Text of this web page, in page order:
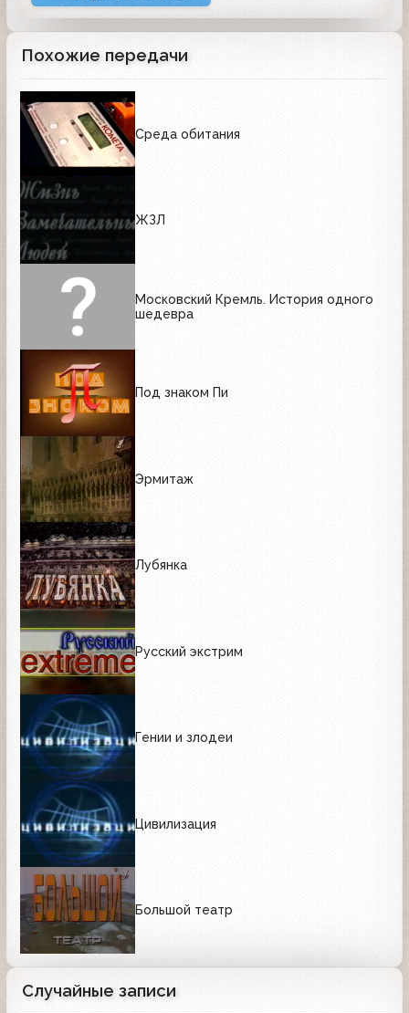
Похожие передачи
Среда обитания
ЖЗЛ
Московский Кремль. История одного
шедевра
Под знаком Пи
Эрмитаж
Лубянка
Русский экстрим
Гении и злодеи
Цивилизация
Большой театр
Случайные записи